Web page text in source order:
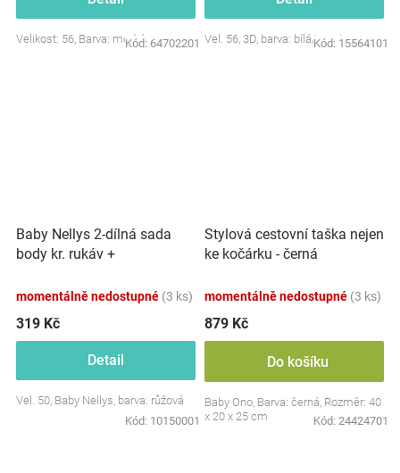
Velikost: 56, Barva: modrá
Kód: 64702201 Vel. 56, 3D, barva: bílá/smetana
Kód: 15564101
Baby Nellys 2-dílná sada
body kr. rukáv +
Little Star
momentálně nedostupné (3 ks)
319 Kč
Detail
Vel. 50, Baby Nellys, barva: růžová
Kód: 10150001
Stylová cestovní taška nejen
ke kočárku - černá
momentálně nedostupné (3 ks)
879 Kč
Do košíku
Baby Ono, Barva: černá, Rozměr: 40
x 20 x 25 cm
Kód: 24424701